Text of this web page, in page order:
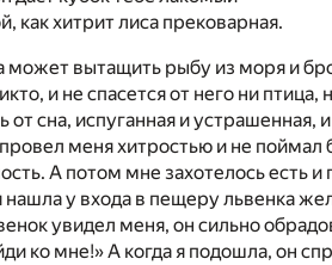
как хитрит лиса прековарная.
вытащить рыбу из моря и
и не спасется от него ни
от сна, испуганная и устрашенная,
меня хитростью и не поймал
А потом мне захотелось
нашла у входа в пещеру львенка
увидел меня, он сильно
ко мне!» А когда я подошла, он